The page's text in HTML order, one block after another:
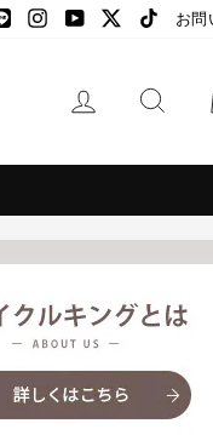
LINE
LINE InstagramYouTube TikTok
お問
ログイン